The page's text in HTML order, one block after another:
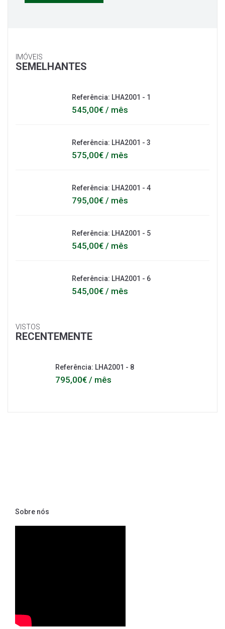
IMÓVEIS
SEMELHANTES
Referência: LHA2001 - 1
545,00€ / mês
Referência: LHA2001 - 3
575,00€ / mês
Referência: LHA2001 - 4
795,00€ / mês
Referência: LHA2001 - 5
545,00€ / mês
Referência: LHA2001 - 6
545,00€ / mês
VISTOS
RECENTEMENTE
Referência: LHA2001 - 8
795,00€ / mês
Sobre nós